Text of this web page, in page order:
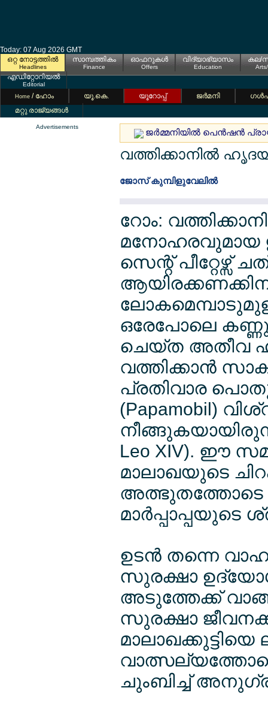
Today: 07 Aug 2026 GMT
ഒറ്റ നോട്ടത്തില്‍
Headlines
സാമ്പത്തികം
Finance
ഓഫറുകള്‍
Offers
വിദ്യാഭ്യാസം
Education
കല/
എഡിറ്റോറിയല്‍
Editorial
Home / ഹോം യൂ.കെ. യൂറോപ്പ് ജര്‍മനി
മറ്റു രാജ്യങ്ങള്‍
Advertisements
ജര്‍മ്മനിയില്‍ പെന്‍ഷന്‍
വത്തിക്കാനില്‍
ജോസ് കുമ്പിളുവേലില്‍
റോം:
മനോഹരവുമായ
സെന്റ് പീറ്റേഴ്സ്
ഒരേപോലെ
ചെയ്ത അതീവ
വത്തിക്കാന്‍
പ്രതിവാര
(Papamobil)
Leo XIV). ഈ
മാലാഖയുടെ
അത്ഭുതത്തോടെ
മാര്‍പ്പാപ്പയുടെ
ഉടന്‍ തന്നെ
സുരക്ഷാ
അടുത്തേക്ക്
സുരക്ഷാ
മാലാഖക്കുട്ടിയെ
ചുംബിച്ച്